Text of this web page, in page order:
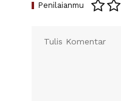
Penilaianmu